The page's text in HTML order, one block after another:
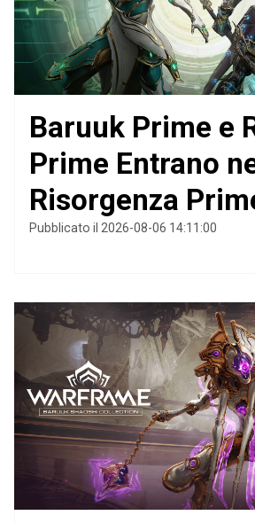
Baruuk Prime e
Prime Entrano
Risorgenza
Pubblicato il 2026-08-06 14:11:00